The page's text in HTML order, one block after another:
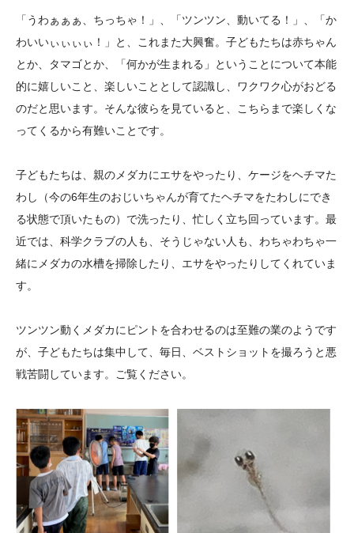
次世代理系人材育成プ
ログラム助成
「うわぁぁぁ、ちっちゃ！」、「ツンツン、動いてる！」、「か
わいいぃぃぃぃ！」と、これまた大興奮。子どもたちは赤ちゃん
とか、タマゴとか、「何かが生まれる」ということについて本能
的に嬉しいこと、楽しいこととして認識し、ワクワク心がおどる
のだと思います。そんな彼らを見ていると、こちらまで楽しくな
ってくるから有難いことです。
子どもたちは、親のメダカにエサをやったり、ケージをヘチマた
わし（今の6年生のおじいちゃんが育てたヘチマをたわしにでき
る状態で頂いたもの）で洗ったり、忙しく立ち回っています。最
近では、科学クラブの人も、そうじゃない人も、わちゃわちゃ一
緒にメダカの水槽を掃除したり、エサをやったりしてくれていま
す。
ツンツン動くメダカにピントを合わせるのは至難の業のようです
が、子どもたちは集中して、毎日、ベストショットを撮ろうと悪
戦苦闘しています。ご覧ください。